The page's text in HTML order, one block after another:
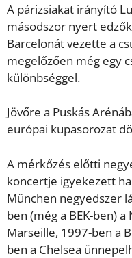
A párizsiakat irányító
másodszor nyert
Barcelonát vezette a
megelőzően még egy
különbséggel.
Jövőre a Puskás
európai kupasorozat
A mérkőzés előtti
koncertje igyekezett
München negyedszer
ben (még a BEK-ben)
Marseille, 1997-ben a
ben a Chelsea